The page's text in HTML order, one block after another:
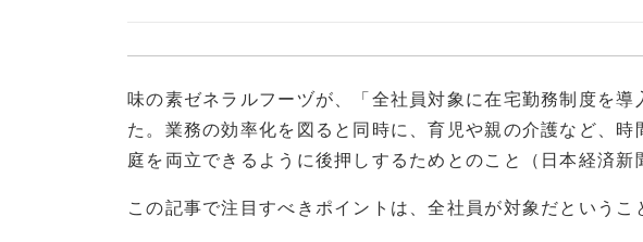
味の素ゼネラルフーヅが、「全社員対象に在宅勤務制度を
た。業務の効率化を図ると同時に、育児や親の介護など、
庭を両立できるように後押しするためとのこと（日本経済新
この記事で注目すべきポイントは、全社員が対象だというこ